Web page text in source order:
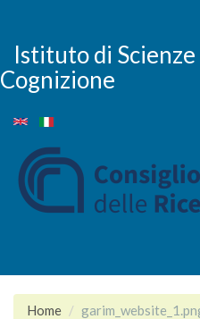
contenuto
principale
Istituto di
Cognizione
Home